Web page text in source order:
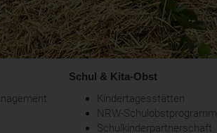
Schul & Kita-Obst
Kindertagesstätten
NRW-Schulobstprogramm
Schulkinderpartnerschaft